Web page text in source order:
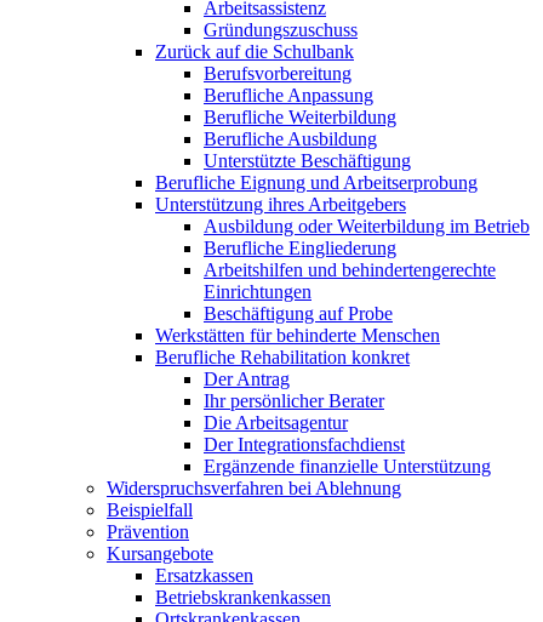
Arbeitsassistenz
Gründungszuschuss
Zurück auf die Schulbank
Berufsvorbereitung
Berufliche Anpassung
Berufliche Weiterbildung
Berufliche Ausbildung
Unterstützte Beschäftigung
Berufliche Eignung und Arbeitserprobung
Unterstützung ihres Arbeitgebers
Ausbildung oder Weiterbildung im Betrieb
Berufliche Eingliederung
Arbeitshilfen und behindertengerechte
Einrichtungen
Beschäftigung auf Probe
Werkstätten für behinderte Menschen
Berufliche Rehabilitation konkret
Der Antrag
Ihr persönlicher Berater
Die Arbeitsagentur
Der Integrationsfachdienst
Ergänzende finanzielle Unterstützung
Widerspruchsverfahren bei Ablehnung
Beispielfall
Prävention
Kursangebote
Ersatzkassen
Betriebskrankenkassen